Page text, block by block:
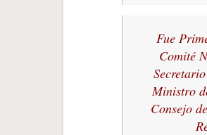
Fue
Comité
Ministro
Consejo